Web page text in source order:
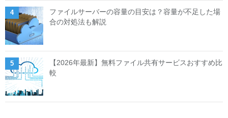
ファイルサーバーの容量の目安は？容量が不足した場
合の対処法も解説
【2026年最新】無料ファイル共有サービスおすすめ比
較